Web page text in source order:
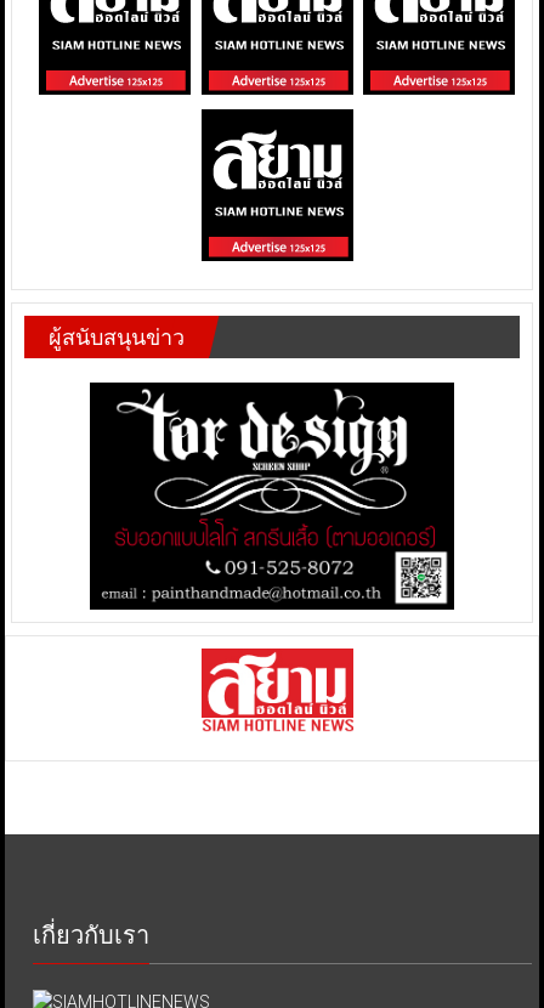
ผู้สนับสนุนข่าว
เกี่ยวกับเรา